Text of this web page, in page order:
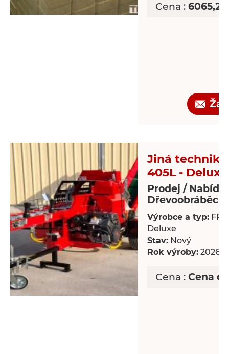
Cena :
Jiná technika
405L - Deluxe
Prodej /
Dřevoobráběcí
Výrobce a typ: FP-
Deluxe
Stav: Nový
Rok výroby: 2026
Cena : Cena